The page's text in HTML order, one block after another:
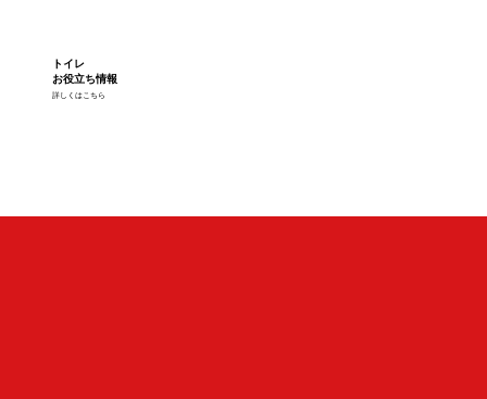
詳しくはこちら
トイレ
お役立ち情報